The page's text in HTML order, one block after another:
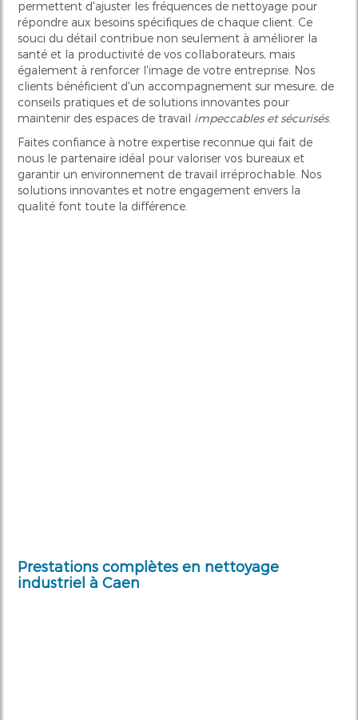
permettent d'ajuster les fréquences de nettoyage pour
répondre aux besoins spécifiques de chaque client. Ce
souci du détail contribue non seulement à améliorer la
santé et la productivité de vos collaborateurs, mais
également à renforcer l'image de votre entreprise. Nos
clients bénéficient d'un accompagnement sur mesure, de
conseils pratiques et de solutions innovantes pour
maintenir des espaces de travail impeccables et sécurisés.
Faites confiance à notre expertise reconnue qui fait de
nous le partenaire idéal pour valoriser vos bureaux et
garantir un environnement de travail irréprochable. Nos
solutions innovantes et notre engagement envers la
qualité font toute la différence.
Prestations complètes en nettoyage
industriel à Caen